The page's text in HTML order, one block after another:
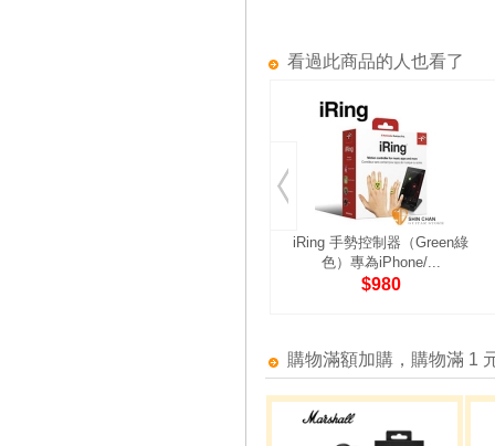
看過此商品的人也看了
iRing 手勢控制器（Green綠
色）專為iPhone/...
$980
購物滿額加購，購物滿 1